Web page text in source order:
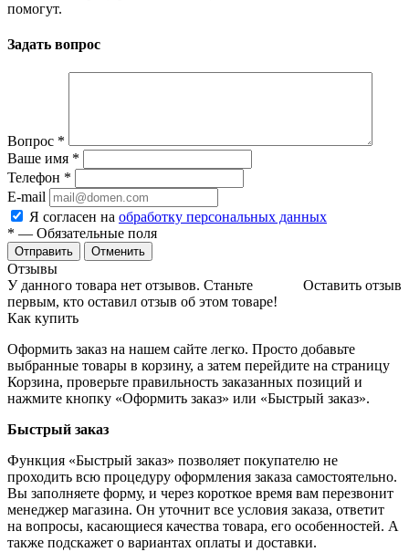
помогут.
Задать вопрос
Вопрос *
Ваше имя *
Телефон *
E-mail
Я согласен на обработку персональных данных
* — Обязательные поля
Отменить
Отзывы
Оставить отзыв
У данного товара нет отзывов. Станьте
первым, кто оставил отзыв об этом товаре!
Как купить
Оформить заказ на нашем сайте легко. Просто добавьте
выбранные товары в корзину, а затем перейдите на страницу
Корзина, проверьте правильность заказанных позиций и
нажмите кнопку «Оформить заказ» или «Быстрый заказ».
Быстрый заказ
Функция «Быстрый заказ» позволяет покупателю не
проходить всю процедуру оформления заказа самостоятельно.
Вы заполняете форму, и через короткое время вам перезвонит
менеджер магазина. Он уточнит все условия заказа, ответит
на вопросы, касающиеся качества товара, его особенностей. А
также подскажет о вариантах оплаты и доставки.